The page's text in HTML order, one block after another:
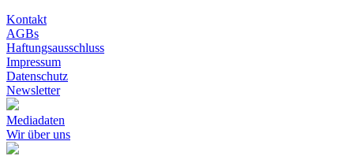
Kontakt
AGBs
Haftungsausschluss
Impressum
Datenschutz
Newsletter
Mediadaten
Wir über uns